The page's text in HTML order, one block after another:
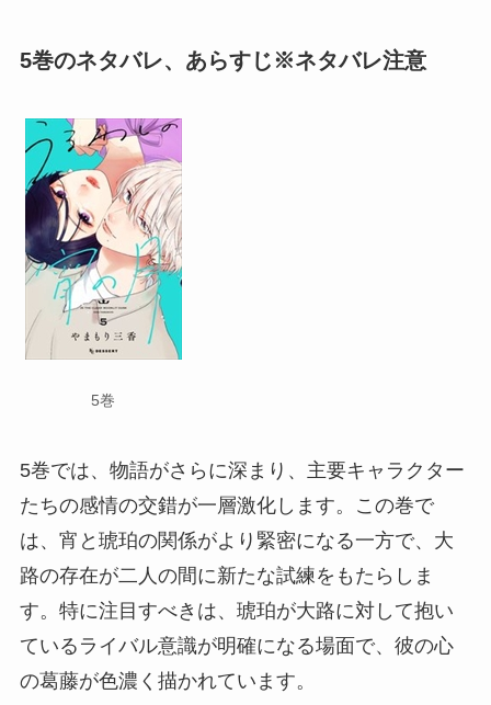
5巻のネタバレ、あらすじ※ネタバレ注意
5巻
5巻では、物語がさらに深まり、主要キャラクター
たちの感情の交錯が一層激化します。この巻で
は、宵と琥珀の関係がより緊密になる一方で、大
路の存在が二人の間に新たな試練をもたらしま
す。特に注目すべきは、琥珀が大路に対して抱い
ているライバル意識が明確になる場面で、彼の心
の葛藤が色濃く描かれています。